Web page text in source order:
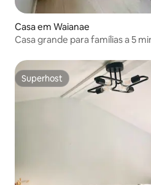
Casa em Waianae
Casa grande para famílias a 5
Superhost
Superhost